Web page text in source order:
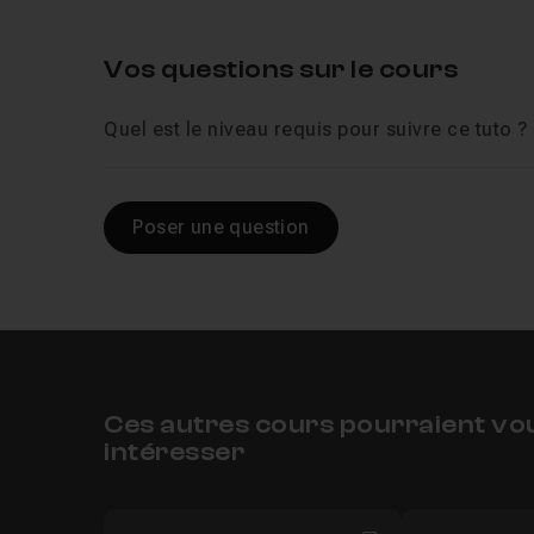
Vos questions sur le cours
Quel est le niveau requis pour suivre ce tuto ?
Poser une question
Ces autres cours pourraient
intéresser